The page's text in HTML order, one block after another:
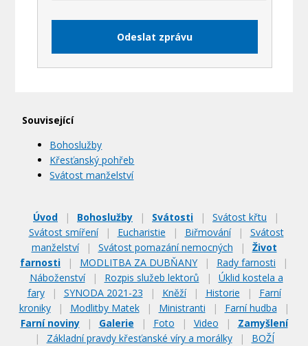
Související
Bohoslužby
Křesťanský pohřeb
Svátost manželství
Úvod | Bohoslužby | Svátosti | Svátost křtu
|
Svátost smíření
| Eucharistie | Biřmování |
Svátost
manželství
| Svátost pomazání nemocných |
Život
farnosti
| MODLITBA ZA DUBŇANY | Rady farnosti
|
Náboženství
| Rozpis služeb lektorů |
Úklid kostela a
fary
| SYNODA 2021-23 | Kněží | Historie |
Farní
kroniky
| Modlitby Matek | Ministranti | Farní hudba
|
Farní noviny
| Galerie | Foto | Video |
Zamyšlení
|
Základní pravdy křesťanské víry a morálky | BOŽÍ